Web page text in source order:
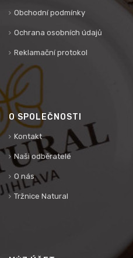
Obchodní podmínky
Ochrana osobních údajů
Reklamační protokol
O SPOLEČNOSTI
Kontakt
Naši odběratelé
O nás
Tržnice Natural